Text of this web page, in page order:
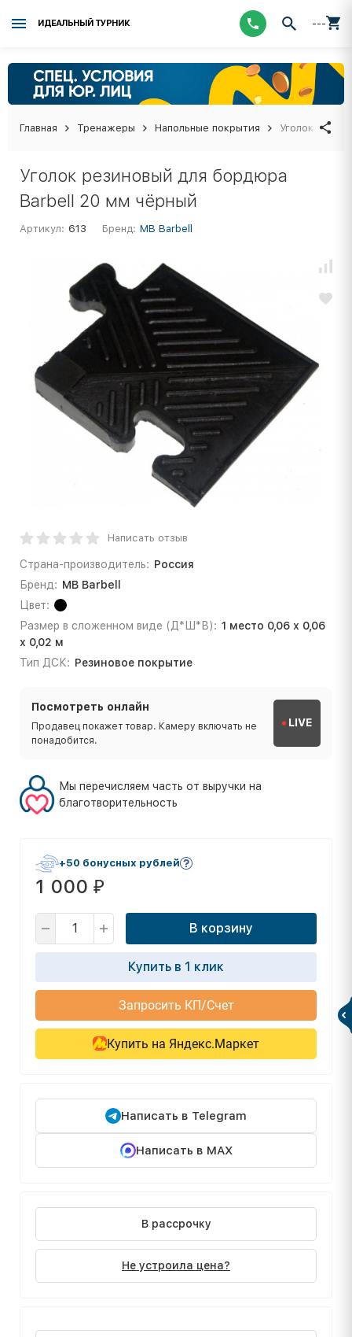
ИДЕАЛЬНЫЙ ТУРНИК ---
Главная Тренажеры Напольные покрытия Уголок
Уголок резиновый для бордюра
Barbell 20 мм чёрный
Артикул: 613 Бренд: МВ Barbell
Написать отзыв
Страна-производитель: Россия
Бренд: МВ Barbell
Цвет:
Размер в сложенном виде (Д*Ш*В): 1 место 0,06 х 0,06
х 0,02 м
Тип ДСК: Резиновое покрытие
Посмотреть онлайн
Продавец покажет товар. Камеру включать не
понадобится.
LIVE
Мы перечисляем часть от выручки на
благотворительность
+50 бонусных рублей
1 000 ₽
В корзину
Купить в 1 клик
Запросить КП/Счет
Купить на Яндекс.Маркет
Написать в Telegram
Написать в MAX
В рассрочку
Не устроила цена?